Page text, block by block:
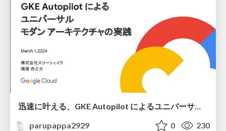
迅速に叶える、GKE Autopilot によるユニバーサルモダンアーキテクチャの実践/Rapidly Achieve Universal Modern Architecture with GKE Autopilot in Practice
parupappa2929
0 230